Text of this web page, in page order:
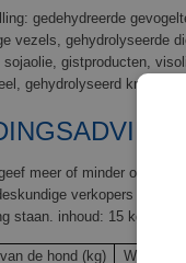
gedehydreerde
vezels, gehydrolyseerde
sojaolie, gistproducten,
gehydrolyseerd
meer of minder om het
verkopers in
staan. inhoud: 15 kg + 3
de hond (kg) Weinig